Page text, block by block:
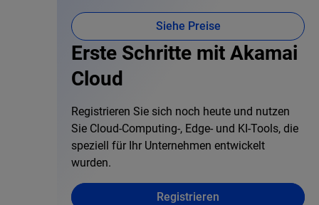
Siehe Preise
Erste Schritte mit Akamai
Cloud
Registrieren Sie sich noch heute und nutzen
Sie Cloud-Computing-, Edge- und KI-Tools, die
speziell für Ihr Unternehmen entwickelt
wurden.
Registrieren